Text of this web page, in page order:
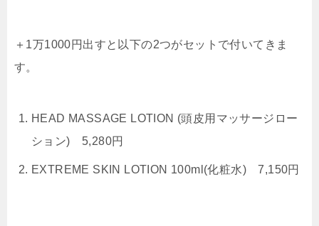
＋1万1000円出すと以下の2つがセットで付いてきま
す。
HEAD MASSAGE LOTION (頭皮用マッサージロー
ション) 5,280円
EXTREME SKIN LOTION 100ml(化粧水)7,150円